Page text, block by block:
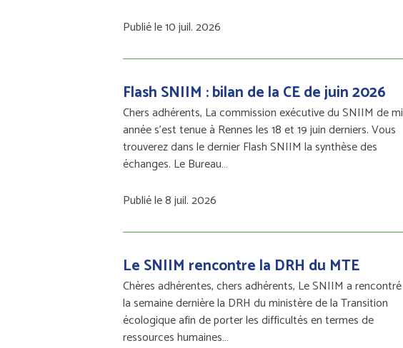
Publié le 10 juil. 2026
Flash SNIIM : bilan de la CE de juin 2026
Chers adhérents, La commission exécutive du SNIIM de mi
année s’est tenue à Rennes les 18 et 19 juin derniers. Vous
trouverez dans le dernier Flash SNIIM la synthèse des
échanges. Le Bureau…
Publié le 8 juil. 2026
Le SNIIM rencontre la DRH du MTE
Chères adhérentes, chers adhérents, Le SNIIM a rencontré
la semaine dernière la DRH du ministère de la Transition
écologique afin de porter les difficultés en termes de
ressources humaines…